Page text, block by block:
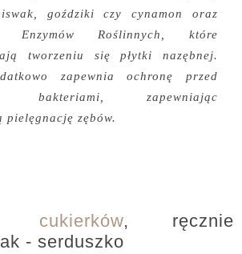
goździki czy cynamon oraz
Enzymów Roślinnych, które
tworzeniu się płytki nazębnej.
zapewnia ochronę przed
bakteriami, zapewniając
pielęgnację zębów.
cukierków, ręcznie
- serduszko